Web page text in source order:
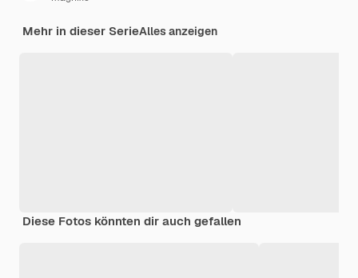
Mehr in dieser SerieAlles anzeigen
Diese Fotos könnten dir auch gefallen